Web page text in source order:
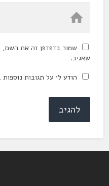
שמור בדפדפן זה את השם,
שאגיב.
הודע לי על תגובות